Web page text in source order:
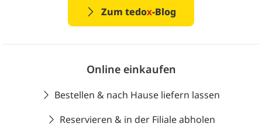
Zum tedox-Blog
Online einkaufen
Bestellen & nach Hause liefern lassen
Reservieren & in der Filiale abholen